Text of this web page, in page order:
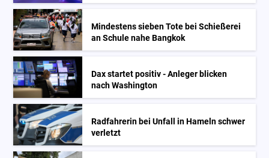
Mindestens sieben Tote bei Schießerei
an Schule nahe Bangkok
Dax startet positiv - Anleger blicken
nach Washington
Radfahrerin bei Unfall in Hameln schwer
verletzt